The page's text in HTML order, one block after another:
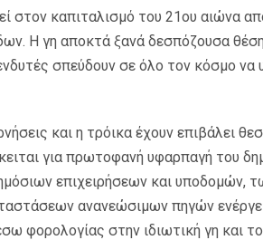
στον καπιταλισμό του 21ου αιώνα
Η γη αποκτά ξανά δεσπόζουσα θέση
σπεύδουν σε όλο τον κόσμο να
και η τρόικα έχουν επιβάλει
για πρωτοφανή υφαρπαγή του
επιχειρήσεων και υποδομών,
ανανεώσιμων πηγών
φορολογίας στην ιδιωτική γη και